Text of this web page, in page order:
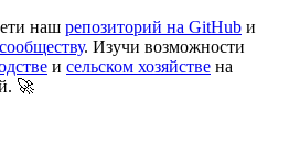
наш репозиторий на GitHub и
сообществу. Изучи возможности
и сельском хозяйстве на
🚀